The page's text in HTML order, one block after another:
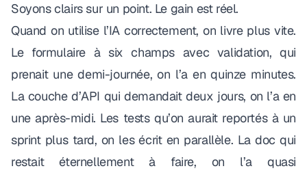
Soyons clairs sur un point. Le gain est réel.
Quand on utilise l’IA correctement, on livre plus vite.
Le formulaire à six champs avec validation, qui
prenait une demi-journée, on l’a en quinze minutes.
La couche d’API qui demandait deux jours, on l’a en
une après-midi. Les tests qu’on aurait reportés à un
sprint plus tard, on les écrit en parallèle. La doc qui
restait éternellement à faire, on l’a quasi